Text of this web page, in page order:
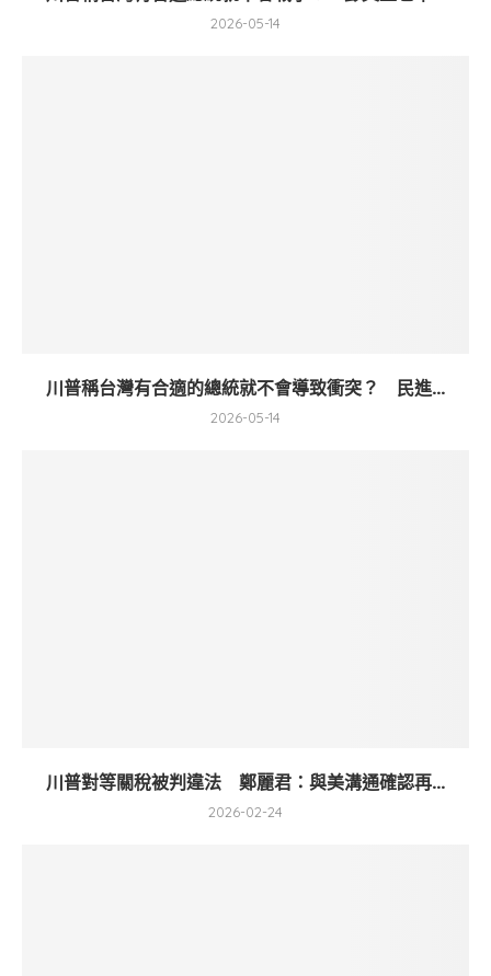
2026-05-14
川普稱台灣有合適的總統就不會導致衝突？ 民進...
2026-05-14
川普對等關稅被判違法 鄭麗君：與美溝通確認再...
2026-02-24